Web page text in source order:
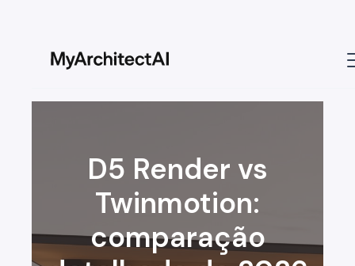
D5 Render vs
Twinmotion:
comparação